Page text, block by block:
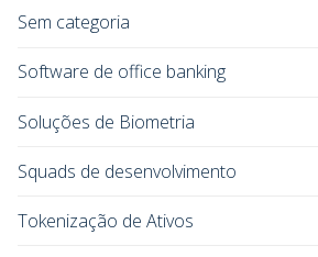
Sem categoria
Software de office banking
Soluções de Biometria
Squads de desenvolvimento
Tokenização de Ativos